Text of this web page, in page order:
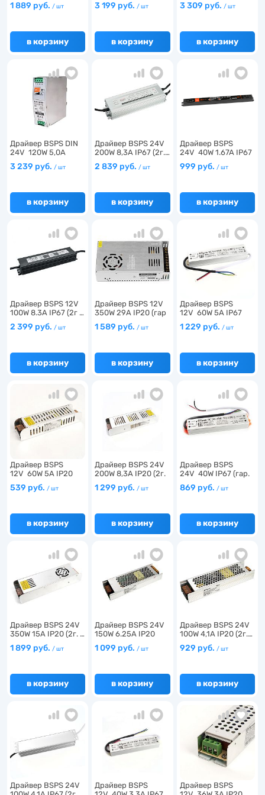
3
2
1 889 руб. / шт
в корзину
3 199 руб./ шт
в корзину
3 309 руб. / шт
в корзину
Драйвер BSPS DIN
24V 120W 5,0A
3 239 руб. / шт
в корзину
Драйвер BSPS 24V
200W 8,3A IP67 (2г.…
2 839 руб./ шт
в корзину
Драйвер BSPS
24V 40W 1.67A IP67
999 руб. / шт
в корзину
Драйвер BSPS 12V
100W 8.3A IP67 (2г …
2 399 руб. / шт
в корзину
Драйвер BSPS 12V
350W 29A IP20 (гар
…
1 589 руб./ шт
в корзину
Драйвер BSPS
12V 60W 5A IP67
(2г. г…
1 229 руб. / шт
в корзину
Драйвер BSPS
12V 60W 5A IP20
539 руб. / шт
в корзину
Драйвер BSPS 24V
200W 8,3A IP20 (2г.
1 299 руб./ шт
в корзину
Драйвер BSPS
24V 40W IP67 (гар.
869 руб. / шт
в корзину
Драйвер BSPS 24V
350W 15A IP20 (2г. …
1 899 руб. / шт
в корзину
Драйвер BSPS 24V
150W 6.25A IP20
1 099 руб./ шт
в корзину
Драйвер BSPS 24V
100W 4,1A IP20 (2г.…
929 руб. / шт
в корзину
Драйвер BSPS 24V
Драйвер BSPS
Драйвер BSPS